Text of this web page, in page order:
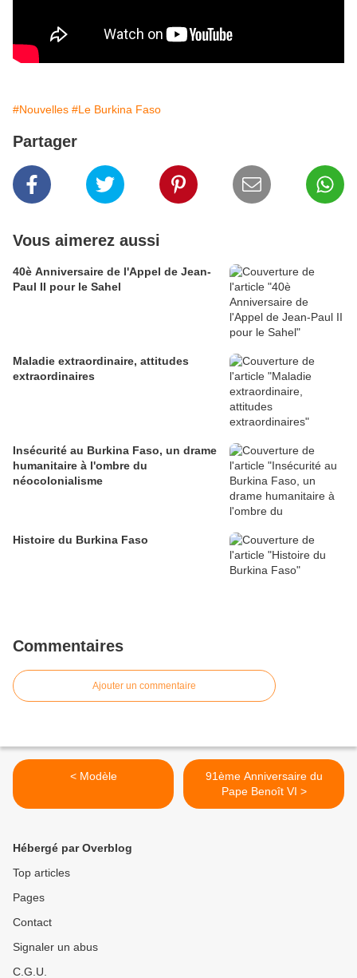
#Nouvelles #Le Burkina Faso
Partager
Vous aimerez aussi
40è Anniversaire de l'Appel de Jean-
Paul II pour le Sahel
Maladie extraordinaire, attitudes
extraordinaires
Insécurité au Burkina Faso, un drame
humanitaire à l'ombre du
néocolonialisme
Histoire du Burkina Faso
Commentaires
Ajouter un commentaire
< Modèle
91ème Anniversaire du
Pape Benoît VI >
Hébergé par Overblog
Top articles
Pages
Contact
Signaler un abus
C.G.U.